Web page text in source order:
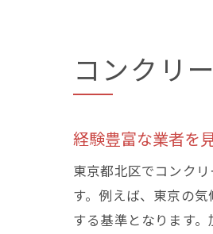
コンクリ
経験豊富な業者を
東京都北区でコンク
す。例えば、東京の
する基準となります